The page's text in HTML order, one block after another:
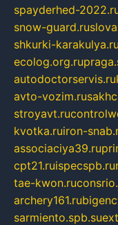
spayderhed-
snow-guard.ru
shkurki-karakulya.ru
ecolog.org.ru
autodoctorservis.ru
avto-vozim.ru
stroyavt.ru
kvotka.ruiron-
associaciya39.ru
cpt21.ruispecspb.ru
tae-kwon.ru
archery161.ru
sarmiento.spb.su